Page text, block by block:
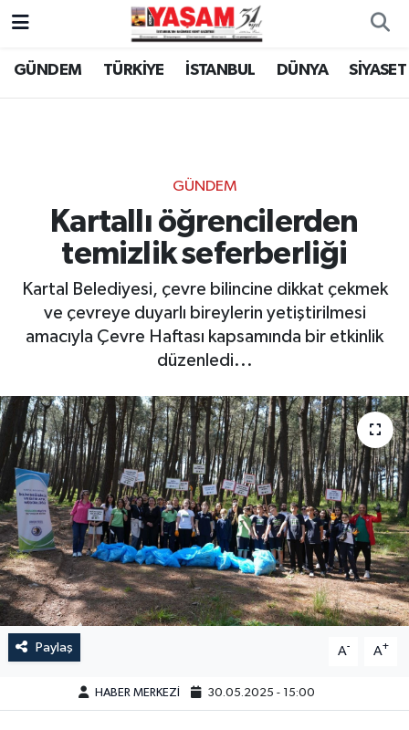
GÜNDEM TÜRKİYE İSTANBUL DÜNYA SİYASET
GÜNDEM
Kartallı öğrencilerden
temizlik seferberliği
Kartal Belediyesi, çevre bilincine dikkat çekmek
ve çevreye duyarlı bireylerin yetiştirilmesi
amacıyla Çevre Haftası kapsamında bir etkinlik
düzenledi...
Paylaş A- A+
HABER MERKEZİ 30.05.2025 - 15:00